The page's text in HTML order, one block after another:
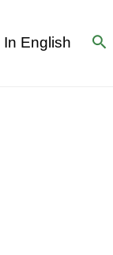
In English